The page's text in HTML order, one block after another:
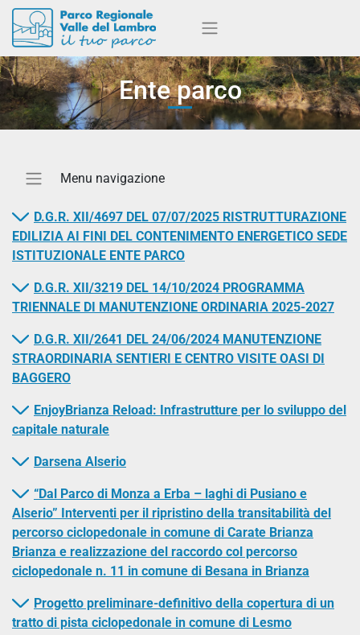
Ente parco
D.G.R. XII/4697 DEL 07/07/2025 RISTRUTTURAZIONE
EDILIZIA AI FINI DEL CONTENIMENTO ENERGETICO SEDE
ISTITUZIONALE ENTE PARCO
D.G.R. XII/3219 DEL 14/10/2024 PROGRAMMA
TRIENNALE DI MANUTENZIONE ORDINARIA 2025-2027
D.G.R. XII/2641 DEL 24/06/2024 MANUTENZIONE
STRAORDINARIA SENTIERI E CENTRO VISITE OASI DI
BAGGERO
EnjoyBrianza Reload: Infrastrutture per lo sviluppo del
capitale naturale
Darsena Alserio
“Dal Parco di Monza a Erba – laghi di Pusiano e
Alserio” Interventi per il ripristino della transitabilità del
percorso ciclopedonale in comune di Carate Brianza
Brianza e realizzazione del raccordo col percorso
ciclopedonale n. 11 in comune di Besana in Brianza
Progetto preliminare-definitivo della copertura di un
tratto di pista ciclopedonale in comune di Lesmo